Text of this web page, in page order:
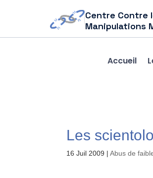
Centre Contre
Manipulations
Accueil
Les
16 Juil 2009 |Abus de